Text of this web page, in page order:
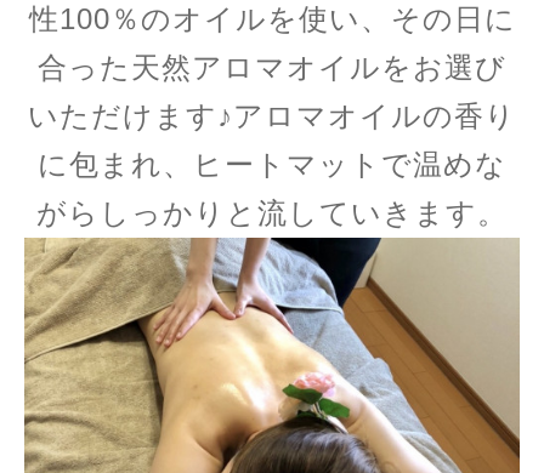
性100％のオイルを使い、その日に
合った 天然アロマオイルをお選び
いただけます♪アロマオイルの香り
に包まれ、ヒートマットで温めな
がらしっかりと流していきます。